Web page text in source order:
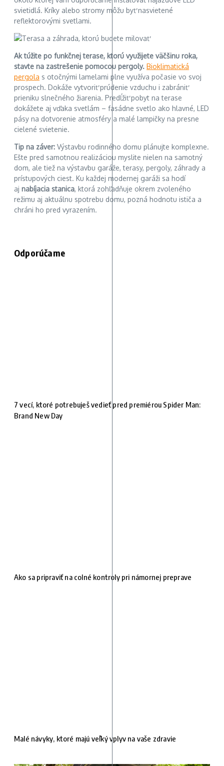
svietidlá. Kríky alebo stromy môžu byť nasvietené
reflektorovými svetlami.
Ak túžite po funkčnej terase, ktorú využijete väčšinu roka,
stavte na zastrešenie pomocou pergoly. Bioklimatická
pergola s otočnými lamelami plne využíva počasie vo svoj
prospech. Dokáže vytvoriť prúdenie vzduchu i zabrániť
prieniku slnečného žiarenia. Predĺžiť pobyt na terase
dokážete aj vďaka svetlám – fasádne svetlo ako hlavné, LED
pásy na dotvorenie atmosféry a malé lampičky na presne
cielené svietenie.
Tip na záver: Výstavbu rodinného domu plánujte komplexne.
Ešte pred samotnou realizáciou myslite nielen na samotný
dom, ale tiež na výstavbu garáže, terasy, pergoly, záhrady a
prístupových ciest. Ku každej modernej garáži sa hodí
aj nabíjacia stanica, ktorá zohľadňuje okrem zvoleného
režimu aj aktuálnu spotrebu domu, pozná hodnotu ističa a
chráni ho pred vyrazením.
Odporúčame
7 vecí, ktoré potrebuješ vedieť pred premiérou Spider Man:
Brand New Day
Ako sa pripraviť na colné kontroly pri námornej preprave
Malé návyky, ktoré majú veľký vplyv na vaše zdravie